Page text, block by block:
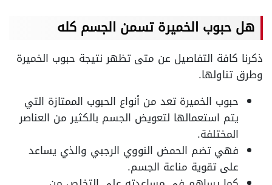
هل حبوب الخميرة تسمن الجسم كله
ذكرنا كافة التفاصيل عن متى تظهر نتيجة حبوب الخميرة
وطرق تناولها.
حبوب الخميرة تعد من أنواع الحبوب الممتازة التي
يتم استعمالها لتعويض الجسم بالكثير من العناصر
المختلفة.
فهي تضم الحمض النووي الرجبي والذي يساعد
على تقوية مناعة الجسم.